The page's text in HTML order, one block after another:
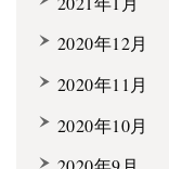
2020年12月
2020年11月
2020年10月